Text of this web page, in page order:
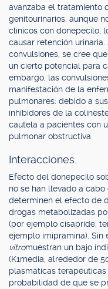
avanzaba el tratamiento
genitourinarios: aunque
clínicos con donepecilo,
causar retención
convulsiones, se cree
un cierto potencial para
embargo, las
manifestación de la
pulmonares: debido a
inhibidores de la
cautela a pacientes con
pulmonar obstructiva.
Interacciones.
Efecto del donepecilo
no se han llevado a
determinen el efecto de
drogas metabolizadas
(por ejemplo cisapride,
ejemplo imipramina). Sin
vitromuestran un bajo
(K1media, alrededor de
plasmáticas terapéuticas
probabilidad de que se